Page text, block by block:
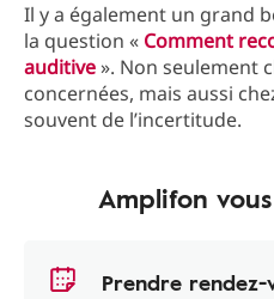
Il y a également un grand
la question « Comment
auditive». Non seulement
concernées, mais aussi
souvent de l’incertitude.
Amplifon
Prendre